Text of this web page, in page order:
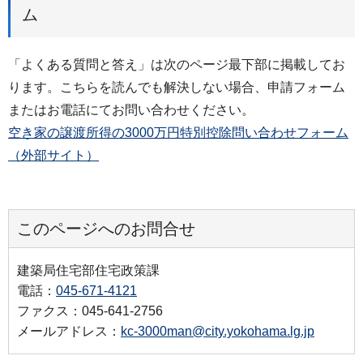
ム
「よくある質問と答え」は次のページ最下部に掲載してお
ります。こちらを読んでも解決しない場合、申請フォーム
またはお電話にてお問い合わせください。
空き家の譲渡所得の3000万円特別控除問い合わせフォーム
（外部サイト）
このページへのお問合せ
建築局住宅部住宅政策課
電話： 045-671-4121
ファクス：045-641-2756
メールアドレス： kc-3000man@city.yokohama.lg.jp